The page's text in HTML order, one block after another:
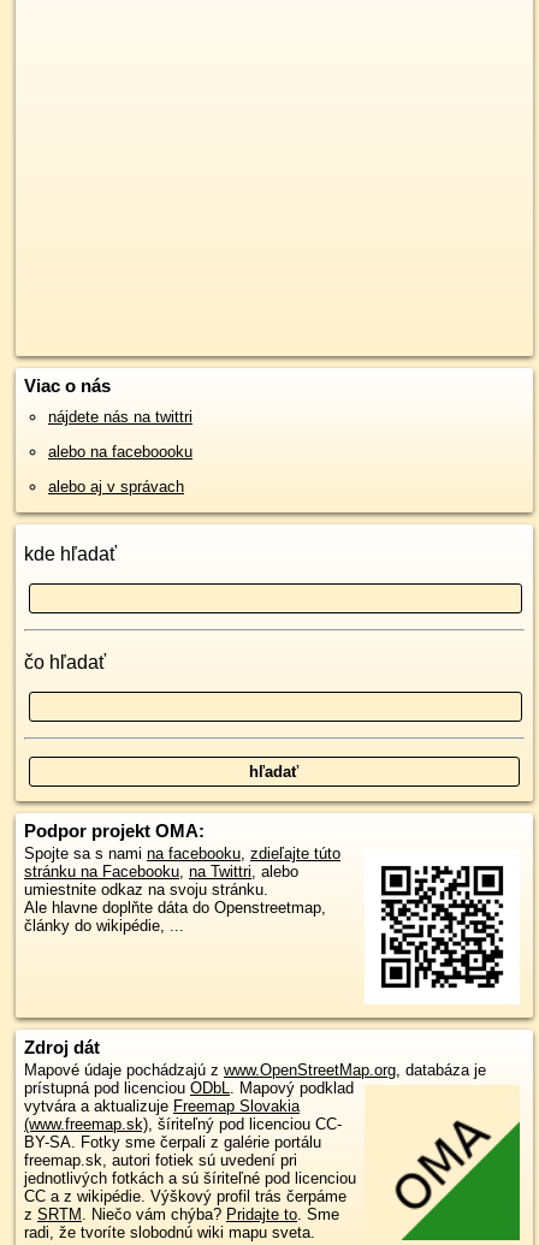
Viac o nás
nájdete nás na twittri
alebo na faceboooku
alebo aj v správach
kde hľadať
čo hľadať
Podpor projekt OMA:
Spojte sa s nami na facebooku, zdieľajte túto
stránku na Facebooku, na Twittri, alebo
umiestnite odkaz na svoju stránku.
Ale hlavne doplňte dáta do Openstreetmap,
články do wikipédie, ...
Zdroj dát
Mapové údaje pochádzajú z www.OpenStreetMap.org, databáza je
prístupná pod licenciou ODbL. Mapový podklad
vytvára a aktualizuje Freemap Slovakia
(www.freemap.sk), šíriteľný pod licenciou CC-
BY-SA. Fotky sme čerpali z galérie portálu
freemap.sk, autori fotiek sú uvedení pri
jednotlivých fotkách a sú šíriteľné pod licenciou
CC a z wikipédie. Výškový profil trás čerpáme
z SRTM . Niečo vám chýba? Pridajte to. Sme
radi, že tvoríte slobodnú wiki mapu sveta.